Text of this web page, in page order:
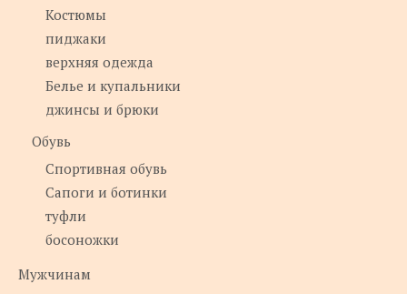
Костюмы
пиджаки
верхняя одежда
Белье и купальники
джинсы и брюки
Обувь
Спортивная обувь
Сапоги и ботинки
туфли
босоножки
Мужчинам